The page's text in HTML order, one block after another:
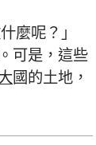
麼呢？」
可是，這些
國的土地，